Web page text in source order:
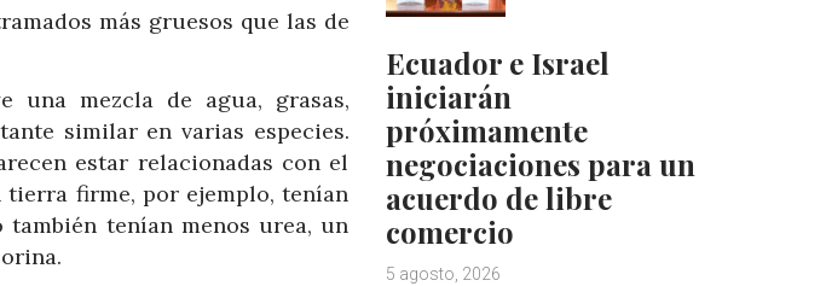
más gruesos que las de
una mezcla de agua, grasas,
similar en varias especies.
estar relacionadas con el
firme, por ejemplo, tenían
tenían menos urea, un
Ecuador e Israel
iniciarán
próximamente
negociaciones para un
acuerdo de libre
comercio
5 agosto, 2026